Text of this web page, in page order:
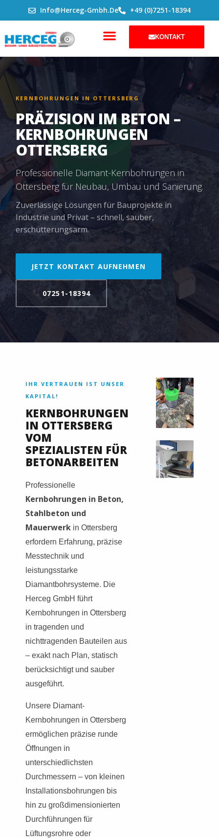
Info@herceg-Gmbh.de +49 (0)7251-18394
KONTAKT
KERNBOHRUNGEN IN OTTERSBERG
PRÄZISION IM BETON –
KERNBOHRUNGEN
OTTERSBERG
Professionelle Diamant-Kernbohrungen in
Ottersberg für Neubau, Umbau und Sanierung.
Zuverlässige Lösungen für Bauprojekte in
Industrie und Privat – schnell, sauber,
erschütterungsarm.
JETZT KONTAKT AUFNEHMEN
07251-18394
IHR VERTRAUEN IST UNSER
KAPITAL!
KERNBOHRUNGEN
IN OTTERSBERG
VOM
SPEZIALISTEN FÜR
BETONARBEITEN
Professionelle
Kernbohrungen in Beton,
Stahlbeton und
Mauerwerk in Ottersberg
erfordern Erfahrung, präzise
Messtechnik und
leistungsstarke
Diamantbohrsysteme. Die
Herceg GmbH führt
Kernbohrungen in Ottersberg
in tragenden und
nichttragenden Bauteilen aus
– exakt nach Plan, statisch
berücksichtigt und sauber
ausgeführt.
Unsere Diamant-
Kernbohrungen in Ottersberg
ermöglichen präzise runde
Öffnungen in
unterschiedlichsten
Durchmessern – von kleinen
Installationsbohrungen bis
hin zu großdimensionierten
Durchführungen für
Lüftungsrohre oder